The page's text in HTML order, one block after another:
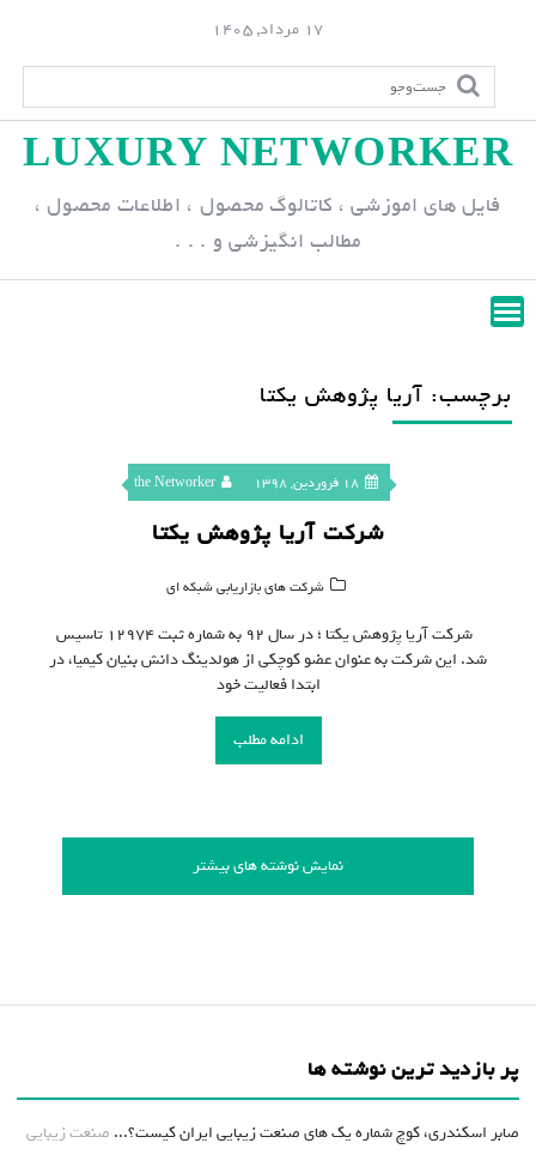
p
n
17 مرداد, 1405
LUXURY NETWORKER
فایل های اموزشی ، کاتالوگ محصول ، اطلاعات محصول ،
مطالب انگیزشی و . . .
برچسب: آریا پژوهش یکتا
18 فروردین, 1398 the Networker
شرکت آریا پژوهش یکتا
شرکت های بازاریابی شبکه ای
شرکت آریا پژوهش یکتا ؛ در سال ۹۲ به شماره ثبت ۱۲۹۷۴ تاسیس
شد. این شرکت به عنوان عضو کوچکی از هولدینگ دانش بنیان کیمیا، در
ابتدا فعالیت خود
ادامه مطلب
نمایش نوشته های بیشتر
پر بازدید ترین نوشته ها
صابر اسکندری، کوچ شماره یک های صنعت زیبایی ایران کیست؟... صنعت زیبایی